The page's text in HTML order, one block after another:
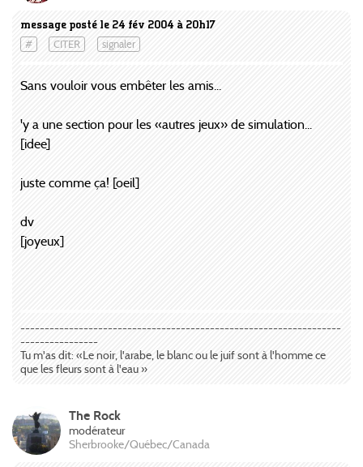
message posté le 24 fév 2004 à 20h17
# CITER signaler
Sans vouloir vous embêter les amis...
'y a une section pour les «autres jeux» de simulation...
[idee]
juste comme ça! [oeil]
dv
[joyeux]
------------------------------------------------------------------
----------------
Tu m'as dit: «Le noir, l'arabe, le blanc ou le juif sont à l'homme ce
que les fleurs sont à l'eau »
The Rock
modérateur
Sherbrooke/Québec/Canada